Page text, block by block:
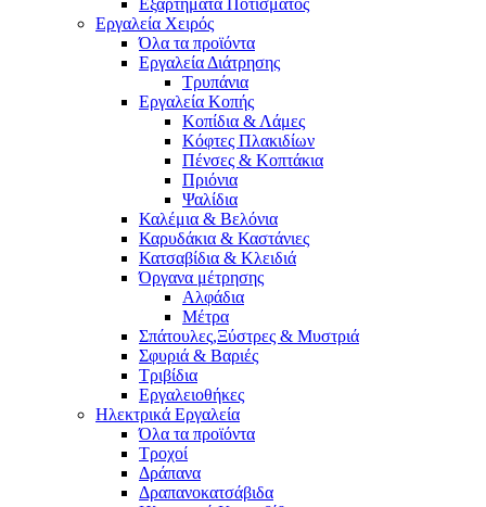
Εργαλεία Χειρός
Όλα τα προϊόντα
Εργαλεία Διάτρησης
Τρυπάνια
Εργαλεία Κοπής
Κοπίδια & Λάμες
Κόφτες Πλακιδίων
Πένσες & Κοπτάκια
Πριόνια
Ψαλίδια
Καλέμια & Βελόνια
Καρυδάκια & Καστάνιες
Κατσαβίδια & Κλειδιά
Όργανα μέτρησης
Αλφάδια
Μέτρα
Σπάτουλες,Ξύστρες & Μυστριά
Σφυριά & Βαριές
Τριβίδια
Εργαλειοθήκες
Ηλεκτρικά Εργαλεία
Όλα τα προϊόντα
Τροχοί
Δράπανα
Δραπανοκατσάβιδα